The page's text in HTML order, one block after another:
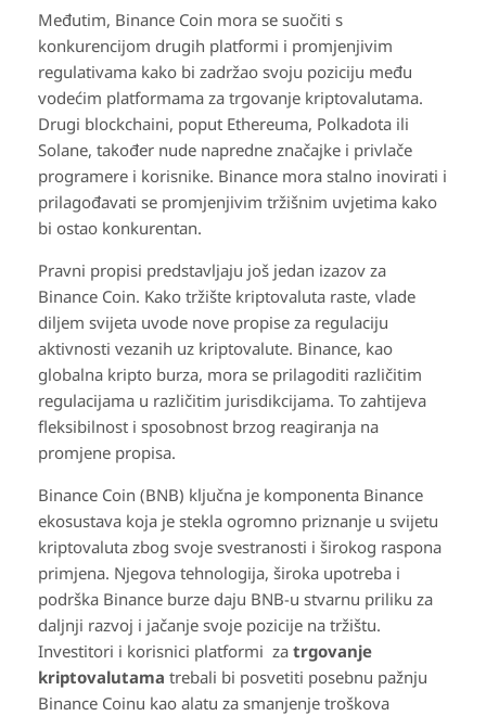
Međutim, Binance Coin mora se suočiti s
konkurencijom drugih platformi i promjenjivim
regulativama kako bi zadržao svoju poziciju među
vodećim platformama za trgovanje kriptovalutama.
Drugi blockchaini, poput Ethereuma, Polkadota ili
Solane, također nude napredne značajke i privlače
programere i korisnike. Binance mora stalno inovirati i
prilagođavati se promjenjivim tržišnim uvjetima kako
bi ostao konkurentan.
Pravni propisi predstavljaju još jedan izazov za
Binance Coin. Kako tržište kriptovaluta raste, vlade
diljem svijeta uvode nove propise za regulaciju
aktivnosti vezanih uz kriptovalute. Binance, kao
globalna kripto burza, mora se prilagoditi različitim
regulacijama u različitim jurisdikcijama. To zahtijeva
fleksibilnost i sposobnost brzog reagiranja na
promjene propisa.
Binance Coin (BNB) ključna je komponenta Binance
ekosustava koja je stekla ogromno priznanje u svijetu
kriptovaluta zbog svoje svestranosti i širokog raspona
primjena. Njegova tehnologija, široka upotreba i
podrška Binance burze daju BNB-u stvarnu priliku za
daljnji razvoj i jačanje svoje pozicije na tržištu.
Investitori i korisnici platformi za trgovanje
kriptovalutama trebali bi posvetiti posebnu pažnju
Binance Coinu kao alatu za smanjenje troškova